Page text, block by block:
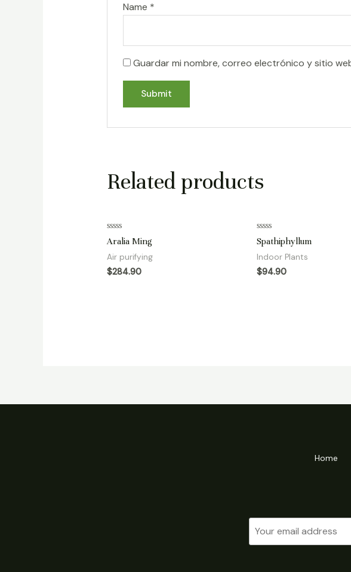
Name *
Guardar mi nombre, correo electrónico y sitio
Related products
Rated
0
out
of
5
Aralia Ming
Air purifying
$284.90
Rated
0
out
of
5
Spathiphyllum
Indoor Plants
$94.90
Home